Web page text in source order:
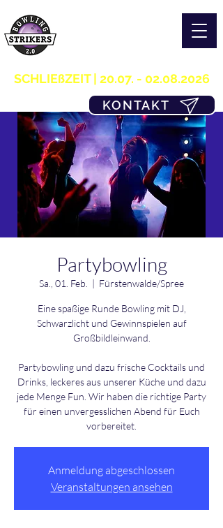
SCHLIEßZEIT | 20.07. - 02.08.2026
KONTAKT
Partybowling
Sa., 01. Feb.
  |
Fürstenwalde/Spree
Eine spaßige Runde Bowling mit DJ,
Schwarzlicht und Gewinnspielen auf
Großbildleinwand.
Partybowling und dazu frische Cocktails und
Drinks, leckeres aus unserer Küche und dazu
jede Menge Fun. Wir haben die richtige Party
für einen unvergesslichen Abend für Euch
Anmeldung abgeschlossen
Veranstaltungen ansehen